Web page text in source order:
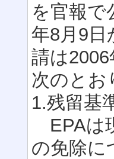
を官報で
年8月9日
請は
次のとお
1.残留基
EPAは
の免除に